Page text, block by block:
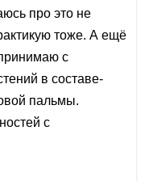
про это не
тоже. А ещё
с
в составе-
пальмы.
с